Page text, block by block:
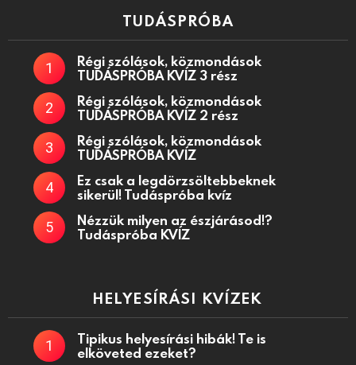
TUDÁSPRÓBA
Régi szólások, közmondások
TUDÁSPRÓBA KVÍZ 3 rész
Régi szólások, közmondások
TUDÁSPRÓBA KVÍZ 2 rész
Régi szólások, közmondások
TUDÁSPRÓBA KVÍZ
Ez csak a legdörzsöltebbeknek
sikerül! Tudáspróba kvíz
Nézzük milyen az észjárásod!?
Tudáspróba KVÍZ
HELYESÍRÁSI KVÍZEK
Tipikus helyesírási hibák! Te is
elköveted ezeket?